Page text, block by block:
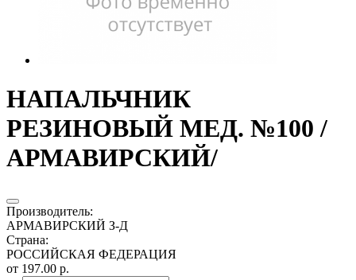
НАПАЛЬЧНИК
РЕЗИНОВЫЙ МЕД. №100 /
АРМАВИРСКИЙ/
Производитель:
АРМАВИРСКИЙ З-Д
Страна:
РОССИЙСКАЯ ФЕДЕРАЦИЯ
от 197.00 р.